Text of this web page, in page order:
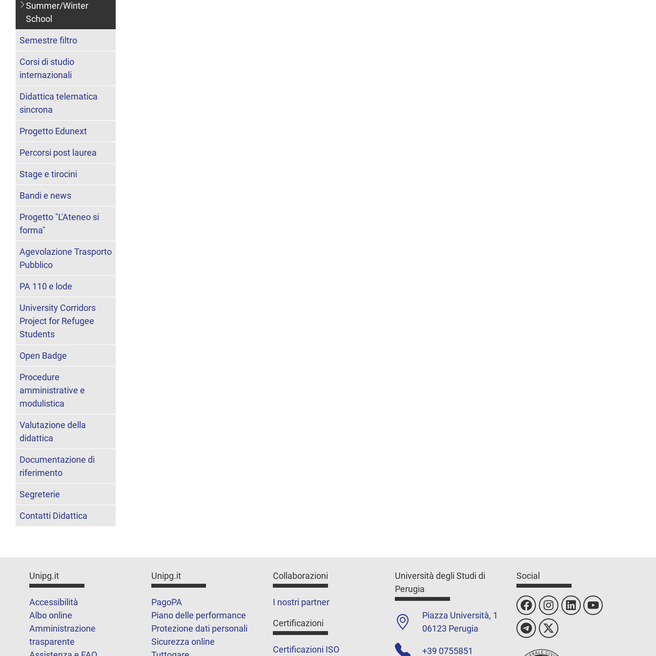
Summer/Winter
School
Semestre filtro
Corsi di studio
internazionali
Didattica telematica
sincrona
Progetto Edunext
Percorsi post laurea
Stage e tirocini
Bandi e news
Progetto "L'Ateneo si
forma"
Agevolazione Trasporto
Pubblico
PA 110 e lode
University Corridors
Project for Refugee
Students
Open Badge
Procedure
amministrative e
modulistica
Valutazione della
didattica
Documentazione di
riferimento
Segreterie
Contatti Didattica
Unipg.it
Accessibilità
Albo online
Amministrazione
trasparente
Unipg.it
PagoPA
Piano delle performance
Protezione dati personali
Sicurezza online
Collaborazioni
I nostri partner
Certificazioni
Certificazioni ISO
Università degli Studi di
Perugia
Piazza Università, 1
06123 Perugia
+39 0755851
Social